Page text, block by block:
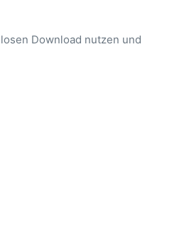
Download nutzen und